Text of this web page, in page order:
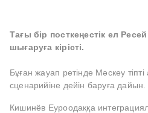
Тағы бір посткеңестік ел
шығаруға кірісті.
Бұған жауап ретінде Мәскеу тіпті
сценарийіне дейін баруға дайын.
Кишинёв Еуроодаққа